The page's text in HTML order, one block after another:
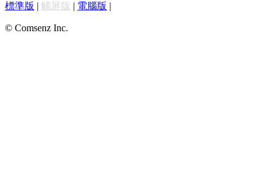
標準版 | 觸屏版 | 電腦版 |
© Comsenz Inc.